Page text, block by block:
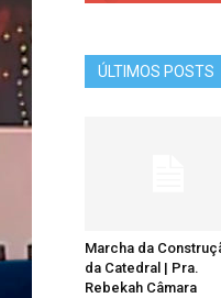
ÚLTIMOS POSTS
Marcha da
da Catedral | Pra.
Rebekah Câmara